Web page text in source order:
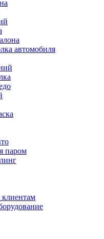
автомобиля
паром